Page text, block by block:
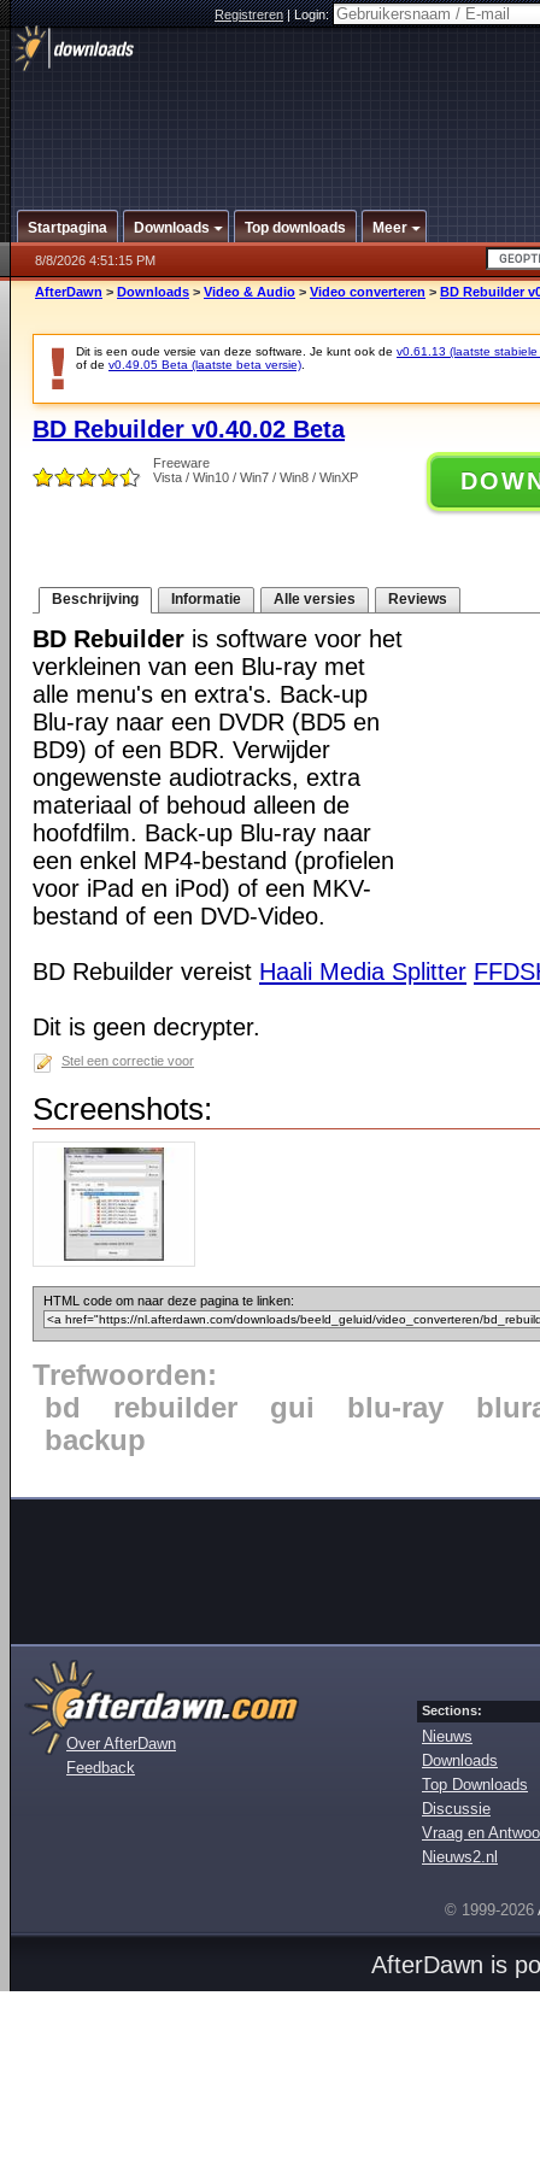
Registreren|Login:
Startpagina Downloads Top downloads Meer
8/8/2026 4:51:15 PM
AfterDawn > Downloads > Video & Audio > Video converteren > BD Rebuilder
Dit is een oude versie van deze software. Je kunt ook de v0.61.13 (laatste stabiele
of de v0.49.05 Beta (laatste beta versie)
BD Rebuilder v0.40.02 Beta
Freeware
Vista / Win10 / Win7 / Win8 / WinXP
Beschrijving Informatie Alle versies Reviews
BD Rebuilder is software voor het
verkleinen van een Blu-ray met
alle menu's en extra's. Back-up
Blu-ray naar een DVDR (BD5 en
BD9) of een BDR. Verwijder
ongewenste audiotracks, extra
materiaal of behoud alleen de
hoofdfilm. Back-up Blu-ray naar
een enkel MP4-bestand (profielen
voor iPad en iPod) of een MKV-
bestand of een DVD-Video.
BD Rebuilder vereist Haali Media Splitter
Dit is geen decrypter.
Stel een correctie voor
Screenshots:
HTML code om naar deze pagina te linken:
Trefwoorden:
bd
rebuilder gui blu-ray
backup
Over AfterDawn
Feedback
Sections:
Nieuws
Downloads
Top Downloads
Discussie
Vraag en
Nieuws2.nl
© 1999-2026
AfterDawn is